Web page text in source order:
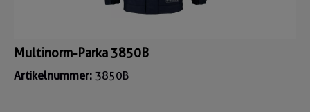
Multinorm-Parka 3850B
Artikelnummer: 3850B